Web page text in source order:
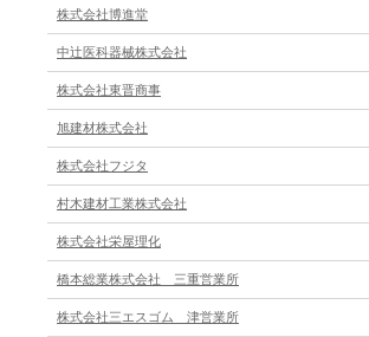
株式会社博進堂
中辻医科器械株式会社
株式会社東晋商事
旭建材株式会社
株式会社フジタ
村木建材工業株式会社
株式会社栄屋理化
橋本総業株式会社 三重営業所
株式会社三エスゴム 津営業所